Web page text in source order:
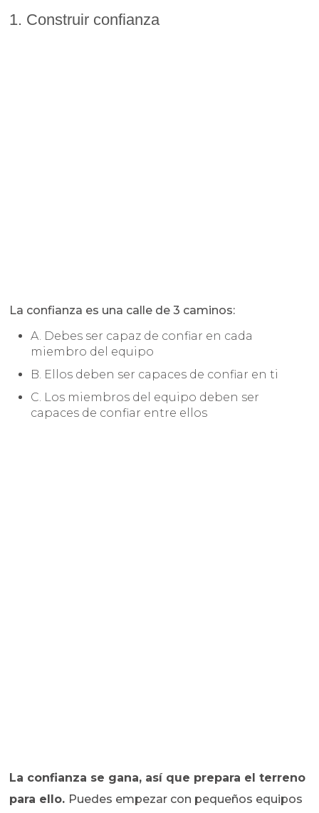
1. Construir confianza
La confianza es una calle de 3 caminos:
A. Debes ser capaz de confiar en cada
miembro del equipo
B. Ellos deben ser capaces de confiar en ti
C. Los miembros del equipo deben ser
capaces de confiar entre ellos
La confianza se gana, así que prepara el terreno
para ello. Puedes empezar con pequeños equipos